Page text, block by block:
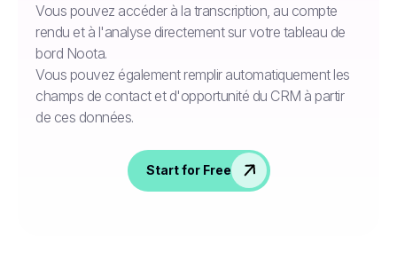
Vous pouvez accéder à la transcription, au compte
rendu et à l'analyse directement sur votre tableau de
bord Noota.
Vous pouvez également remplir automatiquement les
champs de contact et d'opportunité du CRM à partir
de ces données.
Start for Free